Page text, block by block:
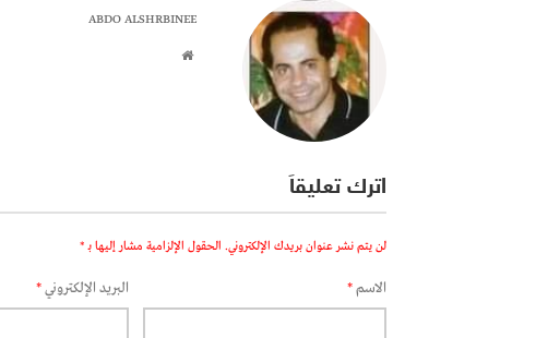
ABDO ALSHRBINEE
اترك تعليقاً
لن يتم نشر عنوان بريدك الإلكتروني. الحقول الإلزامية مشار إليها بـ *
الاسم* البريد الإلكتروني*